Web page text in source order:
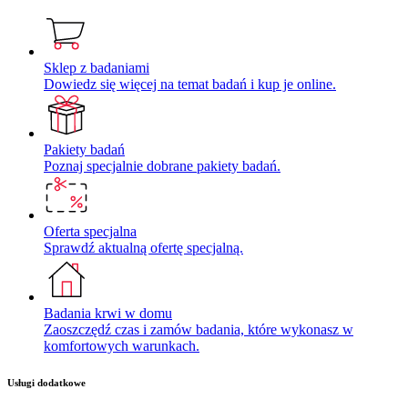
Sklep z badaniami
Dowiedz się więcej na temat badań i kup je online.
Pakiety badań
Poznaj specjalnie dobrane pakiety badań.
Oferta specjalna
Sprawdź aktualną ofertę specjalną.
Badania krwi w domu
Zaoszczędź czas i zamów badania, które wykonasz w
komfortowych warunkach.
Usługi dodatkowe